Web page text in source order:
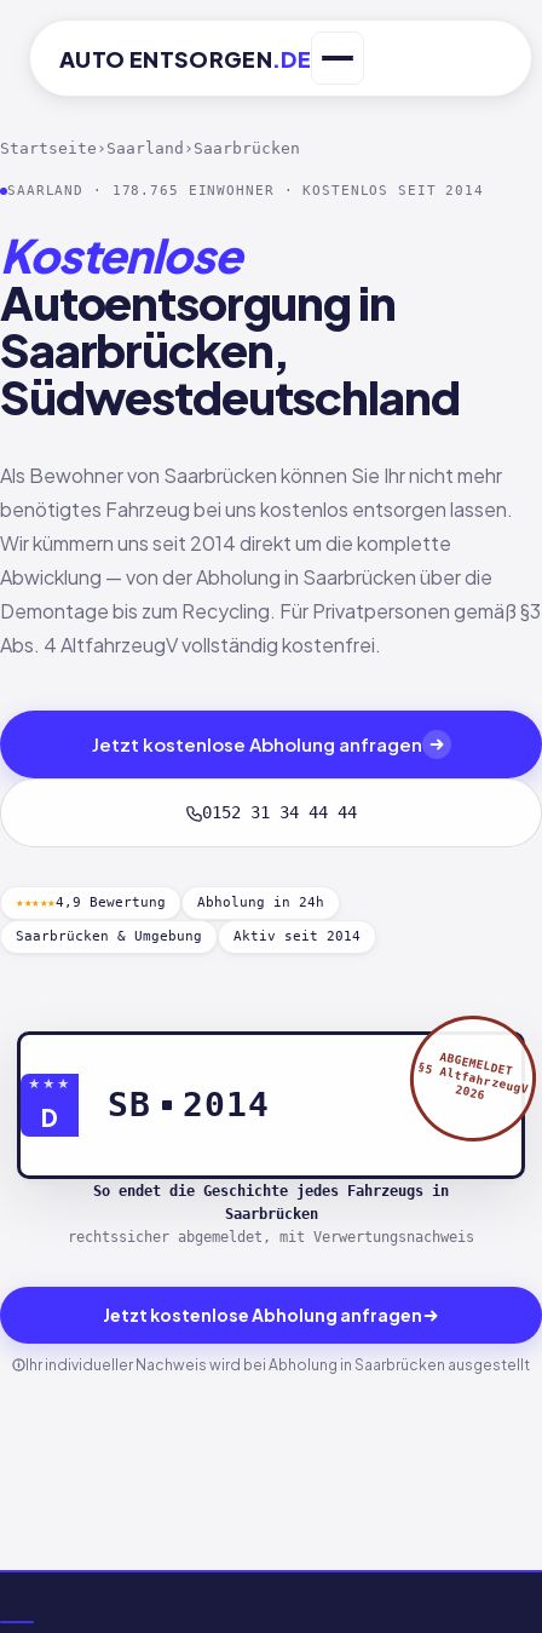
AUTO ENTSORGEN.DE
Startseite › Saarland › Saarbrücken
SAARLAND · 178.765 EINWOHNER · KOSTENLOS SEIT 2014
Kostenlose
Autoentsorgung in
Saarbrücken,
Südwestdeutschland
Als Bewohner von Saarbrücken können Sie Ihr nicht mehr
benötigtes Fahrzeug bei uns kostenlos entsorgen lassen.
Wir kümmern uns seit 2014 direkt um die komplette
Abwicklung — von der Abholung in Saarbrücken über die
Demontage bis zum Recycling. Für Privatpersonen gemäß §3
Abs. 4 AltfahrzeugV vollständig kostenfrei.
Jetzt kostenlose Abholung anfragen
0152 31 34 44 44
★★★★★4,9 Bewertung Abholung in 24h
Saarbrücken & Umgebung Aktiv seit 2014
★★★
D SB 2014
ABGEMELDET
§5 AltfahrzeugV
2026
So endet die Geschichte jedes Fahrzeugs in
Saarbrücken
rechtssicher abgemeldet, mit Verwertungsnachweis
Jetzt kostenlose Abholung anfragen
Ihr individueller Nachweis wird bei Abholung in Saarbrücken ausgestellt